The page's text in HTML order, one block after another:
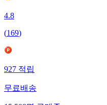
4.8
(169)
927적립
무료배송